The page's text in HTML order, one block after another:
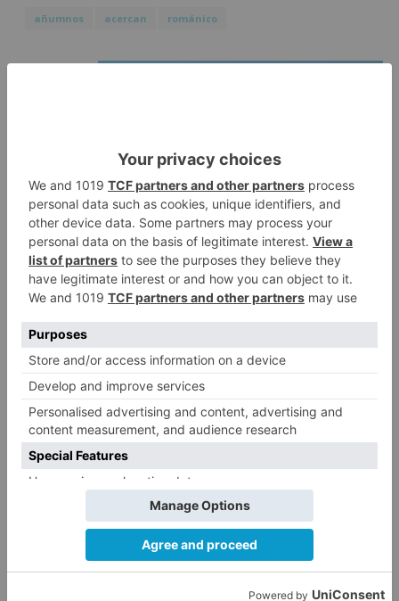
añumnos acercan románico
atentado contra los agentes
2
Calor y posibles tormentas en
Burgos durante el eclipse del 12
de agosto
3
temporada 2026/27
4
El Burgos CF anuncia que Álex
Lizancos ha sido operado con
éxito del menisco de su rodilla
Detenidas tres personas en
Quintanar de la Sierra con
hachís, cocaína y marihuana
ocultos en su vehículo